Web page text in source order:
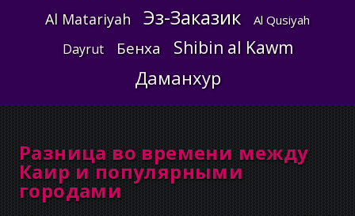
Al Matariyah Эз-Заказик Al Qusiyah
Dayrut Бенха Shibin al Kawm
Даманхур
Разница во времени между
Каир и популярными
городами